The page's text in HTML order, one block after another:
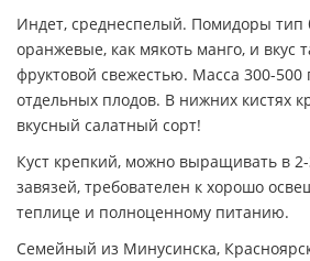
Индет, среднеспелый. Помидоры тип
оранжевые, как мякоть манго, и вкус
фруктовой свежестью. Масса 300-
отдельных плодов. В нижних кистях
вкусный салатный сорт!
Куст крепкий, можно выращивать в 2-
завязей, требователен к хорошо
теплице и полноценному питанию.
Семейный из Минусинска,